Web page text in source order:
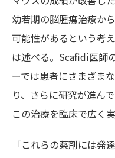
幼若期の脳腫瘍治療か
可能性があるという考
は述べる。Scafidi医師
ーでは患者にさまざま
り、さらに研究が進ん
この治療を臨床で広く
「これらの薬剤には発